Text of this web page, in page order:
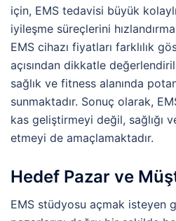
için, EMS tedavisi büyük
iyileşme süreçlerini
EMS cihazı fiyatları farklılık
açısından dikkatle
sağlık ve fitness alanında
sunmaktadır. Sonuç olarak,
kas geliştirmeyi değil, sağlığı
etmeyi de amaçlamaktadır.
Hedef Pazar ve
EMS stüdyosu açmak isteyen